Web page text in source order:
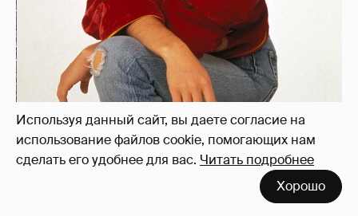
Используя данный сайт, вы даете согласие на
использование файлов cookie, помогающих нам
сделать его удобнее для вас. Читать подробнее
Хорошо